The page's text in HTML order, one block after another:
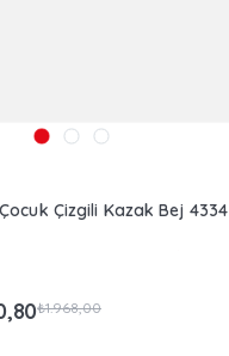
Çizgili Kazak Bej 4334
₺1.968,00